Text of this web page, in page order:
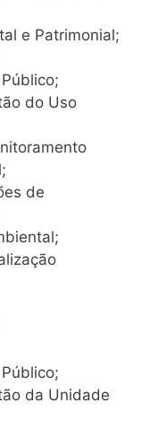
e Patrimonial;
do Uso
de
da Unidade